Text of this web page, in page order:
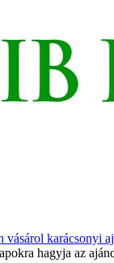
vásárol karácsonyi
hagyja az